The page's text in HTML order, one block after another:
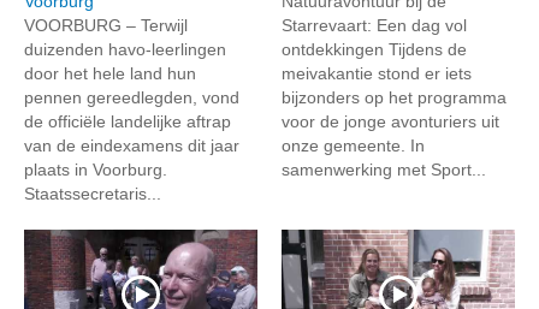
VOORBURG – Terwijl
duizenden havo-leerlingen
door het hele land hun
pennen gereedlegden, vond
de officiële landelijke aftrap
van de eindexamens dit jaar
plaats in Voorburg.
Staatssecretaris...
Starrevaart: Een dag vol
ontdekkingen Tijdens de
meivakantie stond er iets
bijzonders op het programma
voor de jonge avonturiers uit
onze gemeente. In
samenwerking met Sport...